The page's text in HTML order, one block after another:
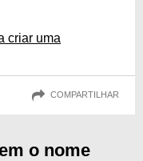
criar uma
COMPARTILHAR
o nome